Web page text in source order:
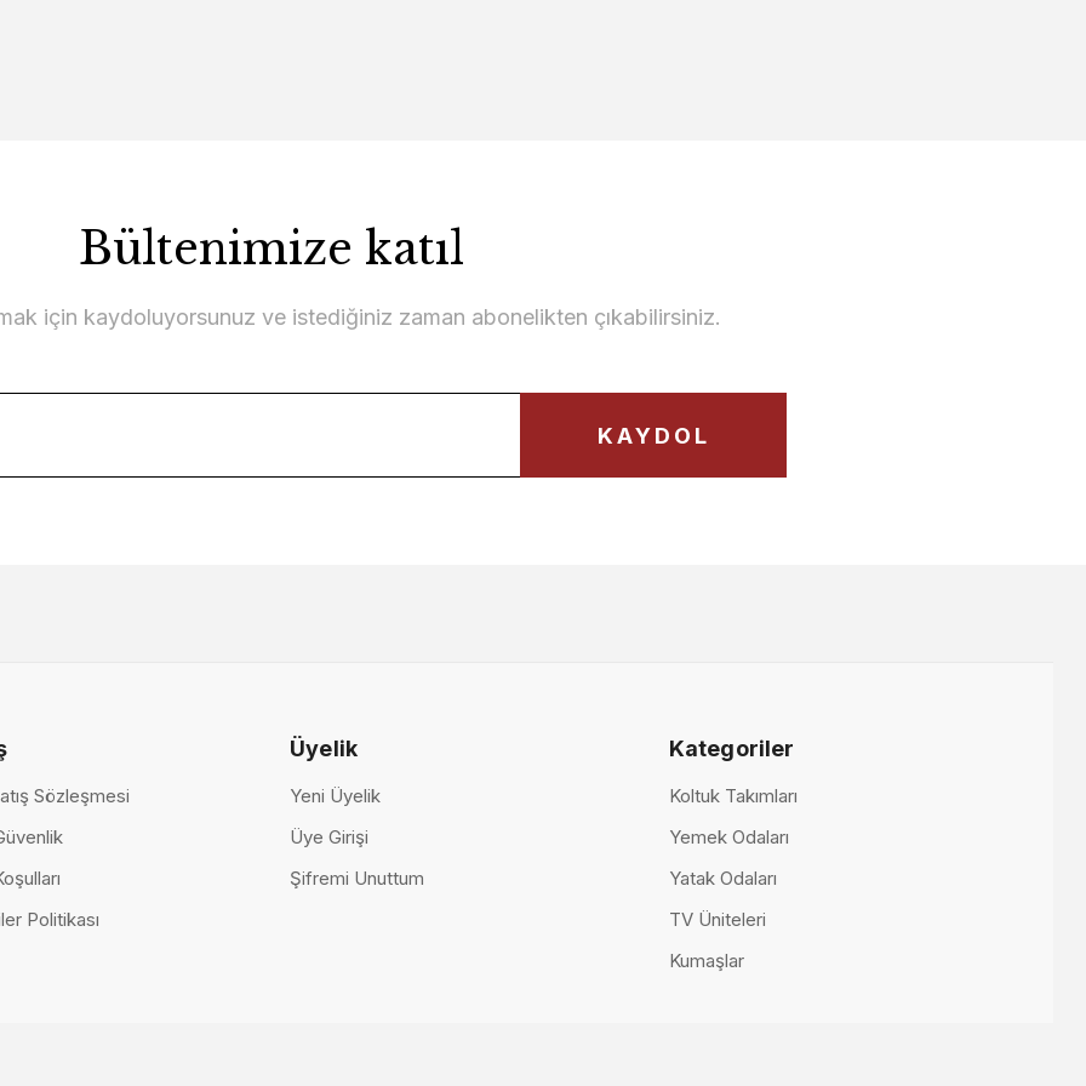
Toronto Silindir Sehpa
Bültenimize katıl
için kaydoluyorsunuz ve istediğiniz zaman abonelikten çıkabilirsiniz.
KAYDOL
Sözleşmesi
Politikası
Üyelik
Yeni Üyelik
Üye Girişi
Şifremi Unuttum
Kategoriler
Koltuk Takımları
Yemek Odaları
Yatak Odaları
TV Üniteleri
Kumaşlar